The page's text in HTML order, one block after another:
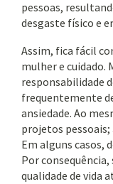
pessoas,
desgaste físico e
Assim, fica fácil
mulher e cuidado.
responsabilidade
frequentemente
ansiedade. Ao
projetos pessoais;
Em alguns casos,
Por
qualidade de vida